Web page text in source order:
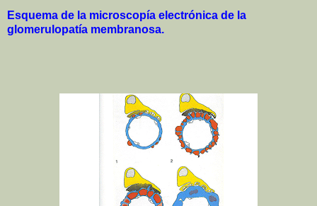
Esquema de la microscopía electrónica de la
glomerulopatía membranosa.